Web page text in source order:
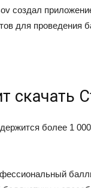
создал
для проведения
скачать
более 1